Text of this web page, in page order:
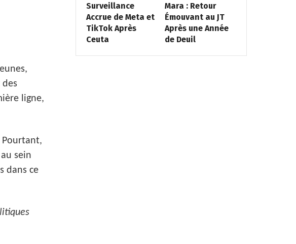
ligne,
Pourtant,
sein
dans ce
Surveillance
Accrue de Meta et
TikTok Après
Ceuta
Mara : Retour
Émouvant au JT
Après une Année
de Deuil